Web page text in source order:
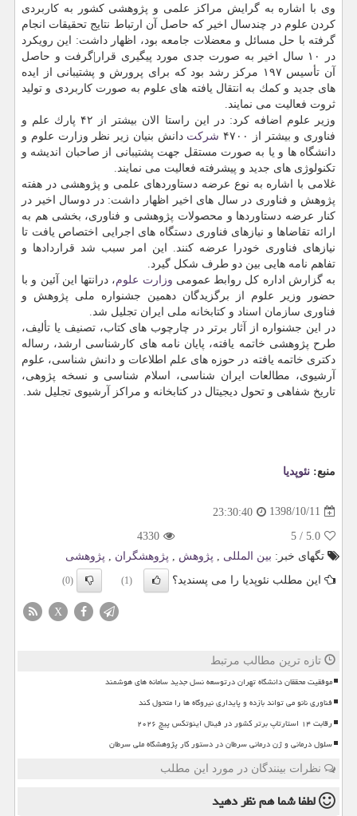
وی با اشاره به گرایش مراكز علمی و پژوهشی كشور به كاربردی
كردن علوم در چندسال اخیر كه حاصل آن ارتباط نتایج تحقیقات انجام
گرفته با حل مسائل و معضلات جامعه بود، اظهار داشت: این رویكرد
در ۱۰ سال اخیر به صورت جدی مورد پیگیری قرار|گرفت و حاصل
آن تأسیس ۱۹۷ مركز رشد بود كه برای پرورش و پشتیبانی از ایده
های جدید و كمك به انتقال یافته های علوم به صورت كاربردی و تولید
ثروت فعالیت می نمایند.
وزیر علوم اضافه كرد: در این راستا الان بیشتر از ۴۲ پارك علم و
فناوری و بیشتر از ۴۷۰۰
شركت دانش بنیان زیر نظر وزارت علوم و
دانشگاه ها و یا به صورت مستقل جهت پشتیبانی از صاحبان اندیشه و
تكنولوژی های جدید و پیشرفته فعالیت می نمایند.
غلامی با اشاره به نوع عرضه دستاوردهای علمی و پژوهشی در هفته
پژوهش و فناوری در سال های اخیر اظهار داشت: در دوسال اخیر در
كنار عرضه دستاوردها و محصولات پژوهشی و فناوری، بخشی هم به
ارائه تقاضاها و نیازهای فناوری دستگاه های اجرایی اختصاص یافت تا
نیازهای فناوری خودرا عرضه كنند. این امر سبب شد قراردادها و
تفاهم نامه هایی بین دو طرف شكل گیرد.
به گزارش اداره كل روابط عمومی وزارت علوم، درانتها این آئین و با
حضور وزیر علوم از برگزیدگان دهمین جشنواره ملی پژوهش و
فناوری سازمان اسناد و كتابخانه ملی ایران تجلیل شد.
در این جشنواره از آثار برتر در چارچوب های كتاب، تصنیف یا تألیف،
طرح پژوهشی خاتمه یافته، پایان نامه های كارشناسی ارشد، رساله
دكتری خاتمه یافته در حوزه های علم اطلاعات و دانش شناسی، علوم
آرشیوی، مطالعات ایران شناسی، اسلام شناسی و نسخه پژوهی،
تاریخ شفاهی و تحول دیجیتال در كتابخانه و مراكز آرشیوی تجلیل شد.
منبع: نئوپدیا
1398/10/11
23:30:40
5.0
/
5
4330
تگهای خبر: بین المللی , پژوهش , پژوهشگران , پژوهشی
این مطلب نئوپدیا را می پسندید؟
(1)
(0)
X
تازه ترین مطالب مرتبط
موفقیت محققان دانشگاه تهران درتوسعه نسل جدید سامانه های هوشمند
فناوری نانو می تواند بازده و پایداری نیروگاه ها را متحول کند
رقابت ۱۴ استارتاپ برتر کشور در فینال اینوتکس پیچ ۲۰۲۶
سلول درمانی و ژن درمانی سرطان در دستور کار پژوهشگاه ملی سرطان
نظرات بینندگان در مورد این مطلب
لطفا شما همنظر دهید